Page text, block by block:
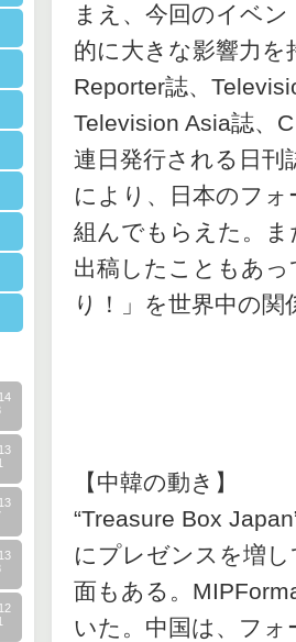
まえ、今回のイベ
的に大きな影響力を
Reporter誌、
Television Asia誌、
連日発行される日刊
により、日本のフ
組んでもらえた。ま
出稿したこともあ
り！」を世界中の
【中韓の動き】
“Treasure Box
にプレゼンスを増
面もある。
いた。中国は、フ